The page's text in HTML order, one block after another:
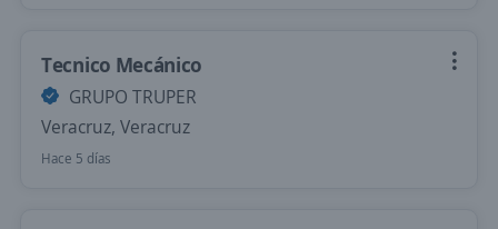
Tecnico Mecánico
GRUPO TRUPER
Veracruz, Veracruz
Hace 5 días